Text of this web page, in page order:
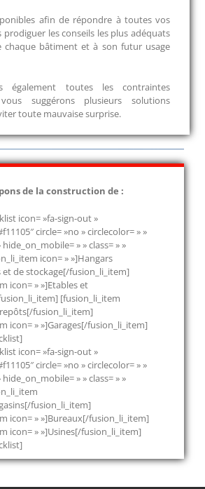
afin de répondre à toutes vos
les conseils les plus adéquats
chaque bâtiment et à son futur usage
également toutes les contraintes
suggérons plusieurs solutions
toute mauvaise surprise.
de la construction de :
icon= »fa-sign-out »
circle= »no » circlecolor= » »
hide_on_mobile= » » class= » »
icon= » »]Hangars
de stockage[/fusion_li_item]
icon= » »]Etables et
[fusion_li_item
fusion_li_item]
icon= » »]Garages[/fusion_li_item]
icon= »fa-sign-out »
circle= »no » circlecolor= » »
hide_on_mobile= » » class= » »
fusion_li_item]
icon= » »]Bureaux[/fusion_li_item]
icon= » »]Usines[/fusion_li_item]